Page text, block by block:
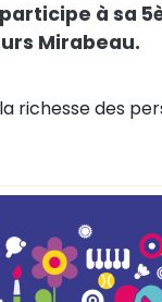
à sa
Mirabeau.
richesse des